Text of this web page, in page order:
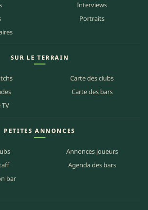
Interviews
Portraits
SUR LE TERRAIN
Carte des clubs
Carte des bars
PETITES ANNONCES
Annonces joueurs
Agenda des bars
bar